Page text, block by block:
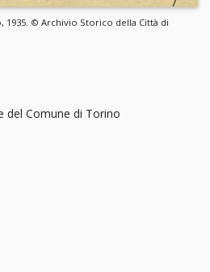
1935. © Archivio Storico della Città di
del Comune di Torino